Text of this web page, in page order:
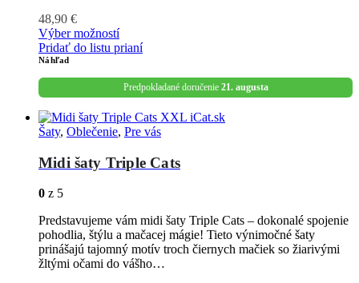
48,90 €
Výber možností
Pridať do listu prianí
Náhľad
Predpokladané doručenie 21. augusta
Šaty, Oblečenie, Pre vás
Midi šaty Triple Cats
0 z 5
Predstavujeme vám midi šaty Triple Cats – dokonalé spojenie
pohodlia, štýlu a mačacej mágie! Tieto výnimočné šaty
prinášajú tajomný motív troch čiernych mačiek so žiarivými
žltými očami do vášho…